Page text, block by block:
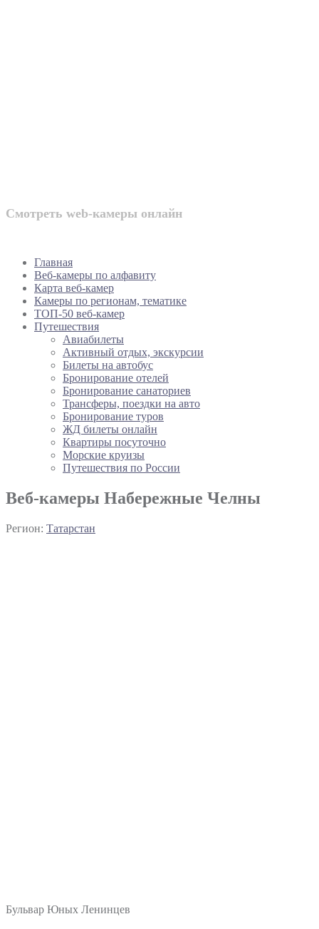
Смотреть web-камеры онлайн
Главная
Веб-камеры по алфавиту
Карта веб-камер
Камеры по регионам, тематике
ТОП-50 веб-камер
Путешествия
Авиабилеты
Активный отдых, экскурсии
Билеты на автобус
Бронирование отелей
Бронирование санаториев
Трансферы, поездки на авто
Бронирование туров
ЖД билеты онлайн
Квартиры посуточно
Морские круизы
Путешествия по России
Веб-камеры Набережные Челны
Регион: Татарстан
Бульвар Юных Ленинцев